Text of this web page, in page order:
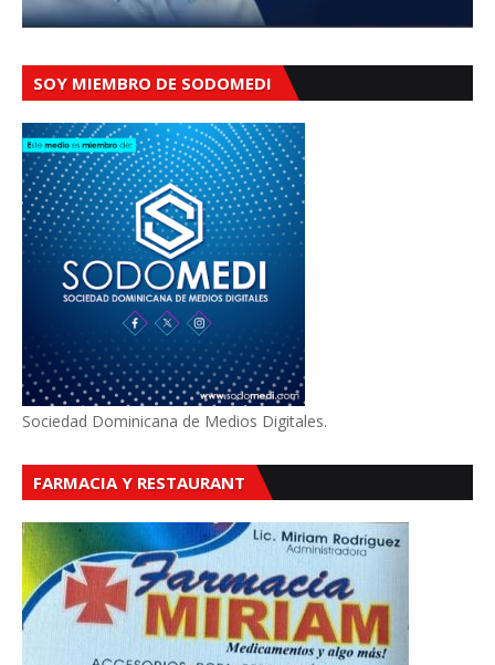
SOY MIEMBRO DE SODOMEDI
Sociedad Dominicana de Medios Digitales.
FARMACIA Y RESTAURANT